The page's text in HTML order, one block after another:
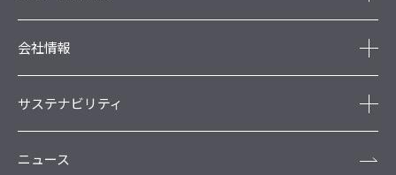
会社情報
サステナビリティ
ニュース